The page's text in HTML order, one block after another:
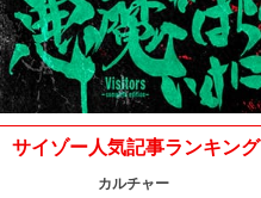
サイゾー人気記事ランキング
カルチャー